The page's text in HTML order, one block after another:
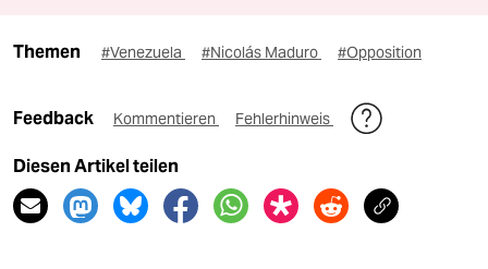
Themen #Venezuela #Nicolás Maduro #Opposition
Feedback Kommentieren Fehlerhinweis
Diesen Artikel teilen